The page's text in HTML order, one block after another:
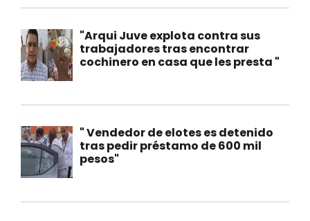
"Arqui Juve explota contra sus
trabajadores tras encontrar
cochinero en casa que les presta "
" Vendedor de elotes es detenido
tras pedir préstamo de 600 mil
pesos"